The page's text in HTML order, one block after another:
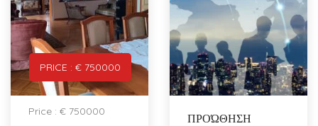
PRICE : € 750000
Price : € 750000
ΠΡΟΏΘΗΣΗ